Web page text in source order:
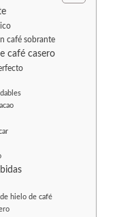
café sobrante
café casero
hielo de café